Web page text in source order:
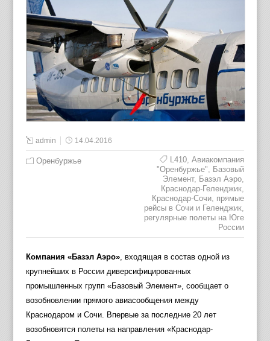
admin 14.04.2016
Оренбуржье L410,Авиакомпания
"Оренбуржье", Базовый
Элемент, Базэл Аэро,
Краснодар-Геленджик,
Краснодар-Сочи, прямые
рейсы в Сочи и Геленджик,
регулярные полеты на Юге
России
Компания «Базэл Аэро», входящая в состав одной из
крупнейших в России диверсифицированных
промышленных групп «Базовый Элемент», сообщает о
возобновлении прямого авиасообщения между
Краснодаром и Сочи. Впервые за последние 20 лет
возобновятся полеты на направления «Краснодар-